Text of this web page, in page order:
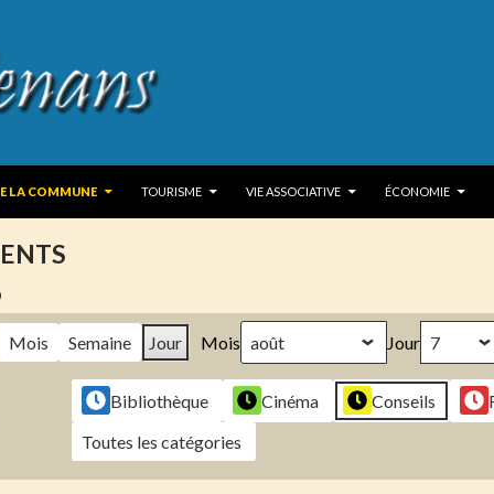
LA COMMUNE
TOURISME VIE ASSOCIATIVE ÉCONOMIE
Mois Semaine Jour Mois Jour
Bibliothèque Cinéma Conseils
Toutes les catégories